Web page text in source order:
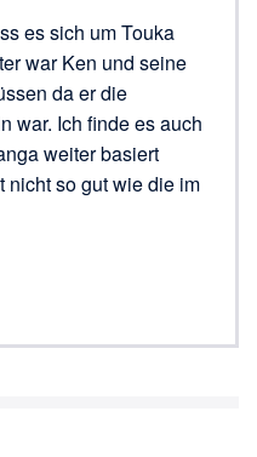
es sich um Touka
war Ken und seine
da er die
war. Ich finde es auch
weiter basiert
nicht so gut wie die im